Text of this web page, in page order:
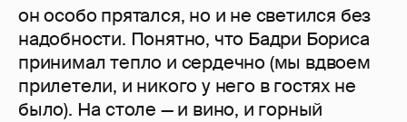
он особо прятался, но и не светился без
надобности. Понятно, что Бадри Бориса
принимал тепло и сердечно (мы вдвоем
прилетели, и никого у него в гостях не
было). На столе — и вино, и горный